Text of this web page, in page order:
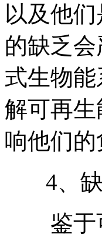
以及他
的缺乏
式生物
解可再
响他们
4、缺
鉴于可